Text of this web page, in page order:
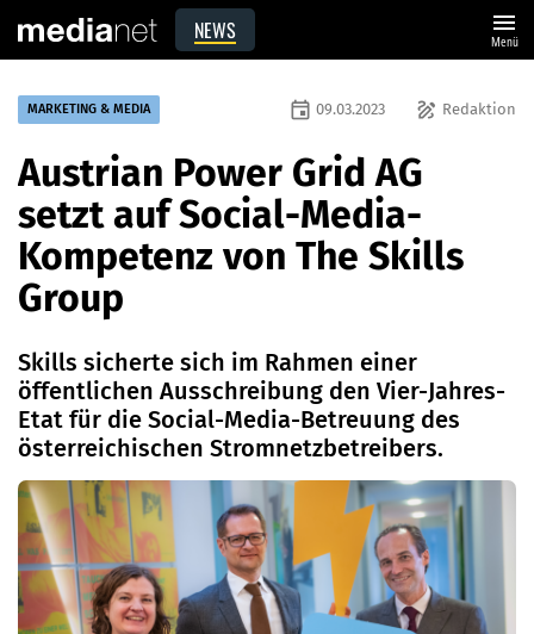
NEWS menu
Menü
MARKETING & MEDIA draw Redaktion
event 09.03.2023
Austrian Power Grid AG
setzt auf Social-Media-
Kompetenz von The Skills
Group
Skills sicherte sich im Rahmen einer
öffentlichen Ausschreibung den Vier-Jahres-
Etat für die Social-Media-Betreuung des
österreichischen Stromnetzbetreibers.